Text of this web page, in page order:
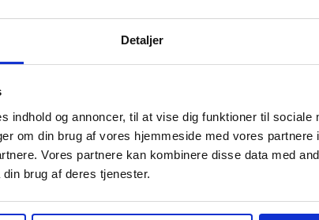
Detaljer
indhold og annoncer, til at vise dig funktioner til sociale
om din brug af vores hjemmeside med vores partnere
Vores partnere kan kombinere disse data med
brug af deres tjenester.